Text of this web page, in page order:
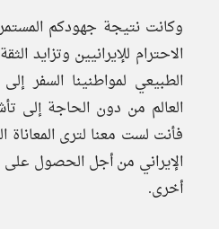
وكانت نتيجة جهودكم
الاحترام للإيرانيين وتزايد
الطبيعي لمواطنينا السفر
العالم من دون الحاجة إلى
فأنت لست معنا لترى المعاناة
الإيراني من أجل الحصول على
أخرى.